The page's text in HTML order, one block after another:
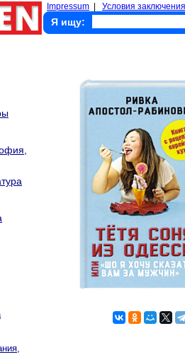
Impressum Условия
Я ищу: